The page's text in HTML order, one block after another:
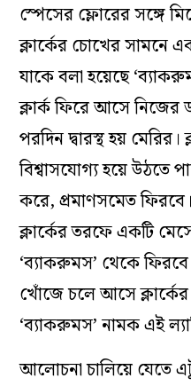
স্পেসের ফ্লোরের সঙ্গে
ক্লার্কের চোখের সামনে
যাকে বলা হয়েছে
ক্লার্ক ফিরে আসে নিজের
পরদিন দ্বারস্থ হয় মেরির।
বিশ্বাসযোগ্য হয়ে উঠতে
করে, প্রমাণসমেত
ক্লার্কের তরফে একটি
‘ব্যাকরুমস’ থেকে ফিরবে
খোঁজে চলে আসে
‘ব্যাকরুমস’ নামক এই
আলোচনা চালিয়ে যেতে